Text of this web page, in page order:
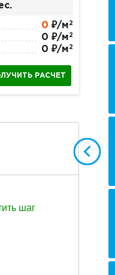
0 ₽/м 2
0 ₽/м 2
0 ₽/м 2
РАСЧЕТ
шаг